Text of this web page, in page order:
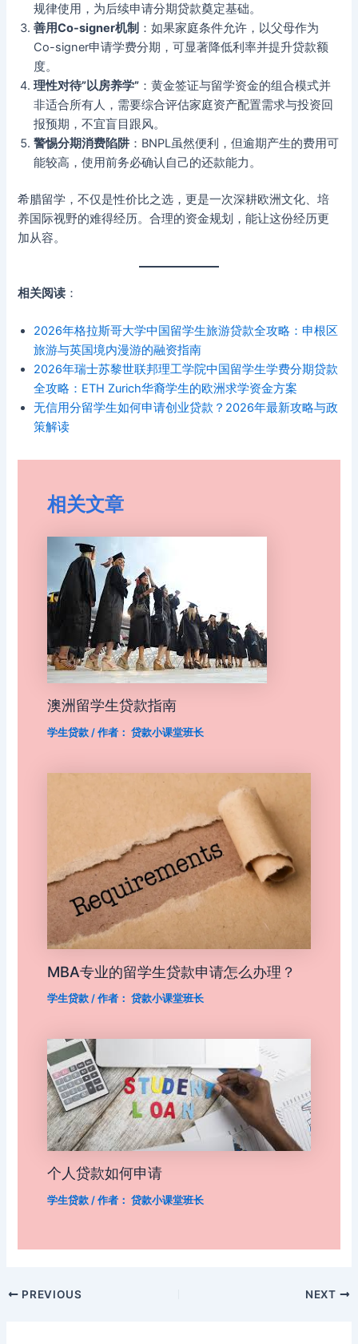
规律使用，为后续申请分期贷款奠定基础。
善用Co-signer机制 ：如果家庭条件允许，以父母作为
Co-signer申请学费分期，可显著降低利率并提升贷款额
度。
理性对待”以房养学” ：黄金签证与留学资金的组合模式并
非适合所有人，需要综合评估家庭资产配置需求与投资回
报预期，不宜盲目跟风。
警惕分期消费陷阱 ：BNPL虽然便利，但逾期产生的费用可
能较高，使用前务必确认自己的还款能力。
希腊留学，不仅是性价比之选，更是一次深耕欧洲文化、培
养国际视野的难得经历。合理的资金规划，能让这份经历更
加从容。
相关阅读 ：
2026年格拉斯哥大学中国留学生旅游贷款全攻略：申根区
旅游与英国境内漫游的融资指南
2026年瑞士苏黎世联邦理工学院中国留学生学费分期贷款
全攻略：ETH Zurich华裔学生的欧洲求学资金方案
无信用分留学生如何申请创业贷款？2026年最新攻略与政
策解读
相关文章
澳洲留学生贷款指南
学生贷款/ 作者： 贷款小课堂班长
MBA专业的留学生贷款申请怎么办理？
学生贷款/ 作者： 贷款小课堂班长
个人贷款如何申请
学生贷款/ 作者： 贷款小课堂班长
PostPREVIOUS NEXT